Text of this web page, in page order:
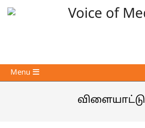
Skip
Voice
of
Primary
Navigation
Menu
விளையாட்டு